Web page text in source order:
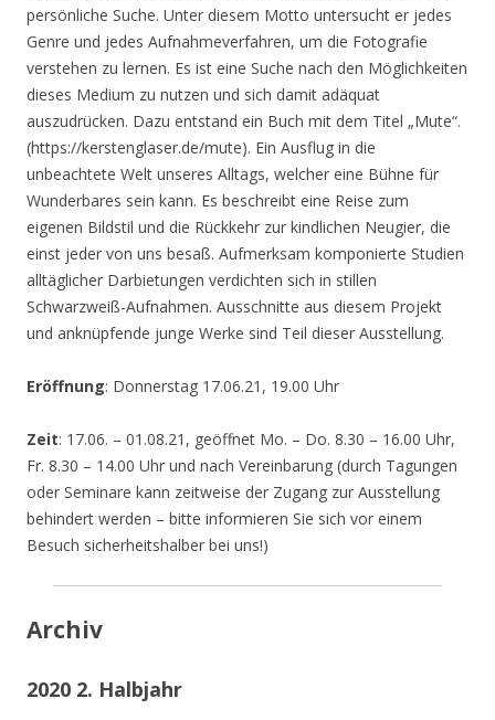
persönliche Suche. Unter diesem Motto untersucht er jedes
Genre und jedes Aufnahmeverfahren, um die Fotografie
verstehen zu lernen. Es ist eine Suche nach den Möglichkeiten
dieses Medium zu nutzen und sich damit adäquat
auszudrücken. Dazu entstand ein Buch mit dem Titel „Mute“.
(https://kerstenglaser.de/mute). Ein Ausflug in die
unbeachtete Welt unseres Alltags, welcher eine Bühne für
Wunderbares sein kann. Es beschreibt eine Reise zum
eigenen Bildstil und die Rückkehr zur kindlichen Neugier, die
einst jeder von uns besaß. Aufmerksam komponierte Studien
alltäglicher Darbietungen verdichten sich in stillen
Schwarzweiß-Aufnahmen. Ausschnitte aus diesem Projekt
und anknüpfende junge Werke sind Teil dieser Ausstellung.
Eröffnung: Donnerstag 17.06.21, 19.00 Uhr
Zeit: 17.06. – 01.08.21, geöffnet Mo. – Do. 8.30 – 16.00 Uhr,
Fr. 8.30 – 14.00 Uhr und nach Vereinbarung (durch Tagungen
oder Seminare kann zeitweise der Zugang zur Ausstellung
behindert werden – bitte informieren Sie sich vor einem
Besuch sicherheitshalber bei uns!)
Archiv
2020 2. Halbjahr